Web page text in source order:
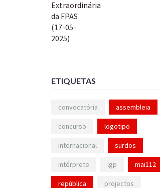
ETIQUETAS
convocatória assembleia
concurso logotipo
internacional surdos
intérprete lgp mai112
república projectos